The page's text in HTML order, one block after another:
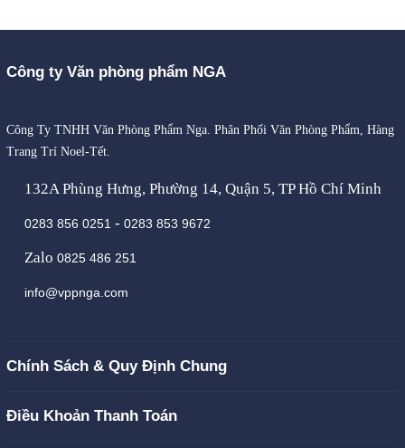
Công ty Văn phòng phẩm NGA
Công Ty TNHH Văn Phòng Phẩm Nga. Phân Phối Văn Phòng Phẩm, Hàng
Trang Trí Noel-Tết.
132A Phùng Hưng, Phường 14, Quận 5, TP Hồ Chí Minh
0283 856 0251 - 0283 853 9672
Zalo 0825 486 251
info@vppnga.com
Chính Sách & Quy Định Chung
Điều Khoản Thanh Toán